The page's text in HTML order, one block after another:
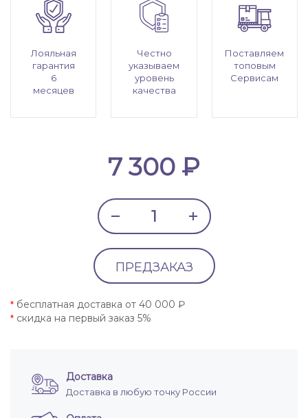
Лояльная
гарантия
6
месяцев
Честно
указываем
уровень
качества
Поставляем
топовым
Сервисам
7 300 ₽
ПРЕДЗАКАЗ
* бесплатная доставка от 40 000 ₽
* скидка на первый заказ 5%
Доставка
Доставка в любую точку России